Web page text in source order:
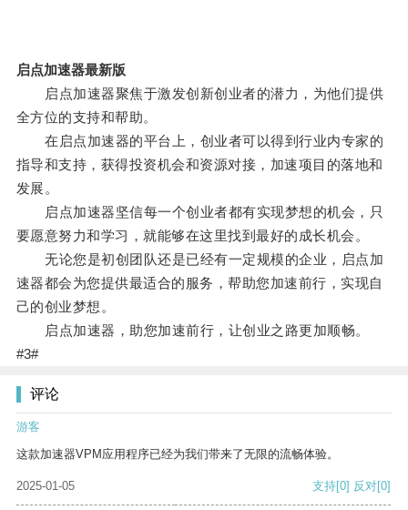
启点加速器最新版
启点加速器聚焦于激发创新创业者的潜力，为他们提供
全方位的支持和帮助。
在启点加速器的平台上，创业者可以得到行业内专家的
指导和支持，获得投资机会和资源对接，加速项目的落地和
发展。
启点加速器坚信每一个创业者都有实现梦想的机会，只
要愿意努力和学习，就能够在这里找到最好的成长机会。
无论您是初创团队还是已经有一定规模的企业，启点加
速器都会为您提供最适合的服务，帮助您加速前行，实现自
己的创业梦想。
启点加速器，助您加速前行，让创业之路更加顺畅。
#3#
评论
游客
这款加速器VPM应用程序已经为我们带来了无限的流畅体验。
2025-01-05 支持[0] 反对[0]